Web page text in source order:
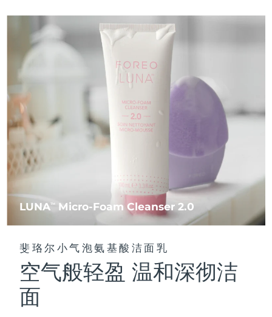
LUNATM Micro-Foam Cleanser 2.0
斐珞尔小气泡氨基酸洁面乳
空气般轻盈 温和深彻洁
面
LUNA™ 4 mini
For young skin, T-zone
LUNA™ 4 go
For travel or gym bag
Premium cleansers & balm
LUNA™ 设备
All facial cleansing devices
面部提拉护理
Premium anti-aging skincare
BEAR™ 设备
All premium facelift devices
UFO™ 3 mini
Red light therapy device for young skin
UFO™ 3 go
Portable red light therapy
Rejuvenation & hydration
UFO™ 设备
All deep facial hydration devices
Smart hybrid silicone sonic toothbrush
issa™ 4 smile
Hybrid silicone sonic toothbrush
issa™ 4 baby
For ages 0-3
issa™ Teeth Whitening Set
Dual LED + sonic device & 18% PAP gel
ISSA™ 设备
FAQ™ 101
Clinical anti-aging
FAQ™ 102
Advanced clinical anti-aging
Luxurious clinical anti-aging set
FAQ™ P1 Primer
Manuka honey primer
LED治疗
FAQ™ 201
LED mask
FAQ™ 202
LED mask
Anti-aging neck & décolleté LED mask
FAQ™ 221
Anti-aging LED hand mask
生发
FAQ™ 301
LED hair strengthening scalp massager
FAQ™ Scalp Serum
Scalp recovery probiotic serum
FAQ™护肤品
All FAQ™ skincare
肌肤年轻化
FAQ™ 501
Full-Spectrum Red Light Therapy
FAQ™ 502
Full-Spectrum Red Light Therapy
FAQ™ Red Light Serum
保健品
NEW
专业治疗
脱毛 身体护理
智利 预计送达日期8/14/26
中国 预计送达日期
哥伦比亚
克罗地亚 预计送达日期
塞浦路斯 8/11/26
捷克 预计送达日期8/10/26
预计送达日期8/10/26
爱沙尼亚 预计送达日期
芬兰
法国 预计送达日期 8/10/26
法属波利尼西亚